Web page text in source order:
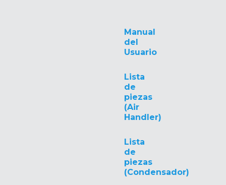
Manual
del
Usuario
Lista
de
piezas
(Air
Handler)
Lista
de
piezas
(Condensador)